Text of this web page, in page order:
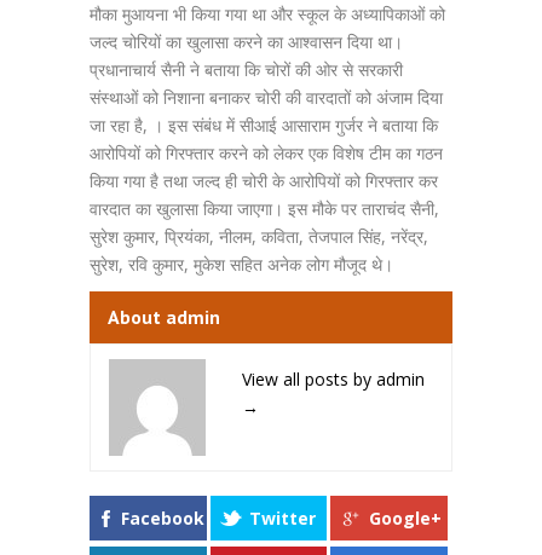
मौका मुआयना भी किया गया था और स्कूल के अध्यापिकाओं को
जल्द चोरियों का खुलासा करने का आश्वासन दिया था।
प्रधानाचार्य सैनी ने बताया कि चोरों की ओर से सरकारी
संस्थाओं को निशाना बनाकर चोरी की वारदातों को अंजाम दिया
जा रहा है, । इस संबंध में सीआई आसाराम गुर्जर ने बताया कि
आरोपियों को गिरफ्तार करने को लेकर एक विशेष टीम का गठन
किया गया है तथा जल्द ही चोरी के आरोपियों को गिरफ्तार कर
वारदात का खुलासा किया जाएगा। इस मौके पर ताराचंद सैनी,
सुरेश कुमार, प्रियंका, नीलम, कविता, तेजपाल सिंह, नरेंद्र,
सुरेश, रवि कुमार, मुकेश सहित अनेक लोग मौजूद थे।
About admin
View all posts by admin
→
Facebook Twitter Google+